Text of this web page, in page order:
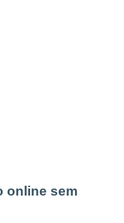
online sem